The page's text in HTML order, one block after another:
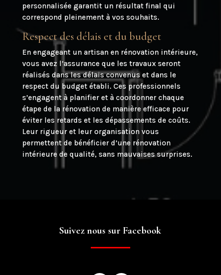
personnalisée garantit un résultat final qui
correspond pleinement à vos souhaits.
Respect des délais et du budget
En engageant un artisan en rénovation intérieure,
vous avez l’assurance que les travaux seront
réalisés dans les délais convenus et dans le
respect du budget établi. Ces professionnels
s’engagent à planifier et à coordonner chaque
étape de la rénovation de manière efficace pour
éviter les retards et les dépassements de coûts.
Leur rigueur et leur organisation vous
permettent de bénéficier d’une rénovation
intérieure de qualité, sans mauvaises surprises.
Suivez nous sur Facebook